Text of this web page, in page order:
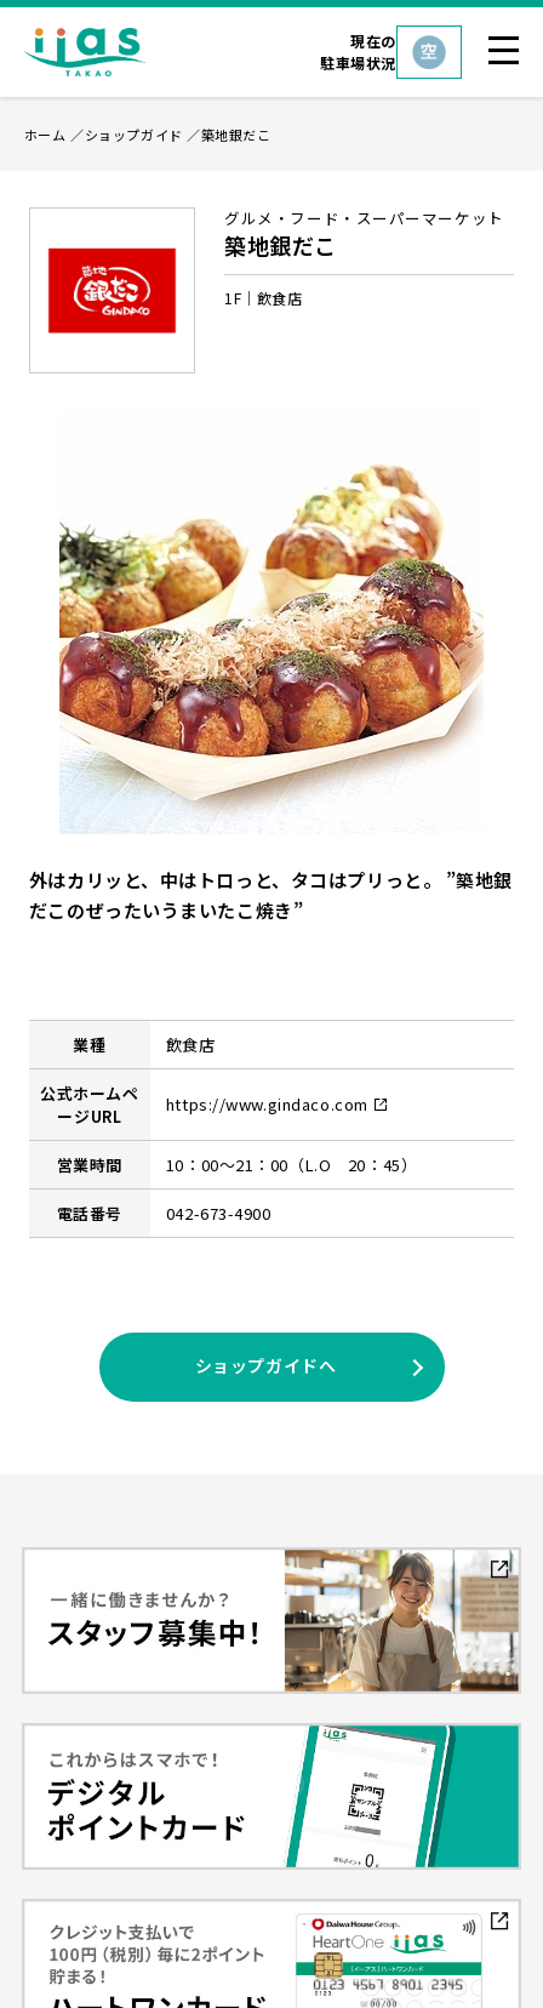
現在の
駐車場状況
ホーム ショップガイド 築地銀だこ
グルメ・フード・スーパーマーケット
築地銀だこ
1F 飲食店
外はカリッと、中はトロっと、タコはプリっと。 ”築地銀
だこのぜったいうまいたこ焼き”
業種 飲食店
公式ホームペ
ージURL
https://www.gindaco.com
営業時間 10：00～21：00（L.O 20：45）
電話番号 042-673-4900
ショップガイドへ